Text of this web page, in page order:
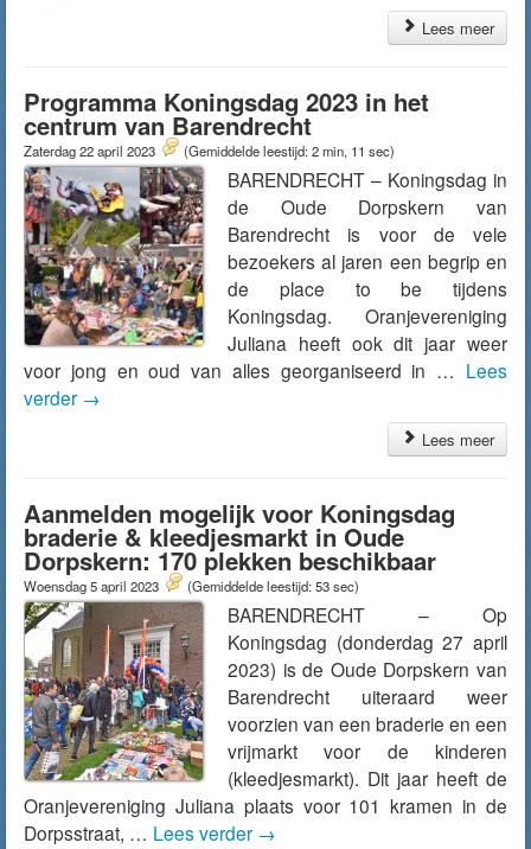
Lees meer
Programma Koningsdag 2023 in het
centrum van Barendrecht
Zaterdag 22 april 2023 (Gemiddelde leestijd: 2 min, 11 sec)
BARENDRECHT – Koningsdag in
de Oude Dorpskern van
Barendrecht is voor de vele
bezoekers al jaren een begrip en
de place to be tijdens
Koningsdag. Oranjevereniging
Juliana heeft ook dit jaar weer
voor jong en oud van alles georganiseerd in … Lees
verder →
Lees meer
Aanmelden mogelijk voor Koningsdag
braderie & kleedjesmarkt in Oude
Dorpskern: 170 plekken beschikbaar
Woensdag 5 april 2023 (Gemiddelde leestijd: 53 sec)
BARENDRECHT – Op
Koningsdag (donderdag 27 april
2023) is de Oude Dorpskern van
Barendrecht uiteraard weer
voorzien van een braderie en een
vrijmarkt voor de kinderen
(kleedjesmarkt). Dit jaar heeft de
Oranjevereniging Juliana plaats voor 101 kramen in de
Dorpsstraat, … Lees verder →